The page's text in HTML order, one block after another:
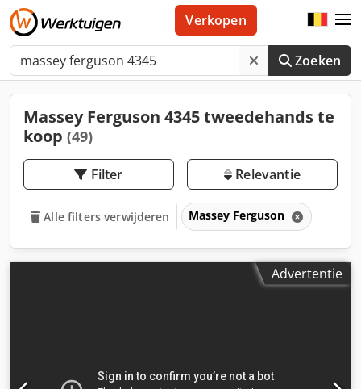
Zoeken
Verkopen
Massey Ferguson 4345 tweedehands te
koop (49)
Filter Relevantie
Alle filters verwijderen Massey Ferguson
Advertentie